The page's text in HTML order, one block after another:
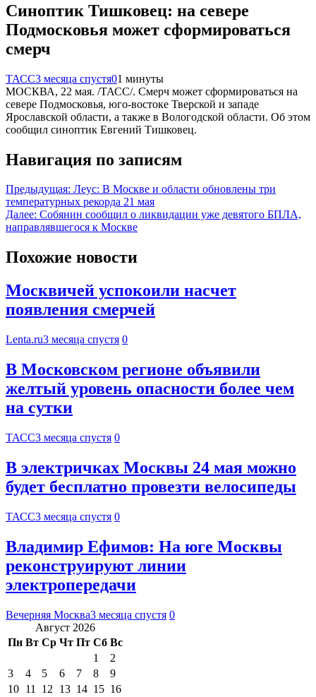
Синоптик Тишковец: на севере
Подмосковья может сформироваться
смерч
ТАСС3 месяца спустя01 минуты
МОСКВА, 22 мая. /ТАСС/. Смерч может сформироваться на
севере Подмосковья, юго-востоке Тверской и западе
Ярославской области, а также в Вологодской области. Об этом
сообщил синоптик Евгений Тишковец.
Навигация по записям
Предыдущая: Леус: В Москве и области обновлены три
температурных рекорда 21 мая
Далее: Собянин сообщил о ликвидации уже девятого БПЛА,
направлявшегося к Москве
Похожие новости
Москвичей успокоили насчет
появления смерчей
Lenta.ru3 месяца спустя 0
В Московском регионе объявили
желтый уровень опасности более чем
на сутки
ТАСС3 месяца спустя 0
В электричках Москвы 24 мая можно
будет бесплатно провезти велосипеды
ТАСС3 месяца спустя 0
Владимир Ефимов: На юге Москвы
реконструируют линии
электропередачи
Вечерняя Москва3 месяца спустя 0
Август 2026
Пн Вт Ср Чт Пт Сб Вс
1
2
3
4 5 6 7 8
9
10 11 12 13 14 15 16